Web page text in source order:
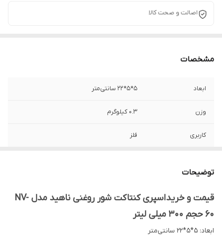
اصالت و صحت کالا
مشخصات
ابعاد ۵*۵*۲۲ سانتی‌متر
وزن ۰.۳ کیلوگرم
کاربری فلز
توضیحات
قیمت و خرید اسپری کنتاکت شور روغنی ناهید مدل NV-
60 حجم 300 میلی لیتر
ابعاد: ۵*۵*۲۲ سانتی‌متر